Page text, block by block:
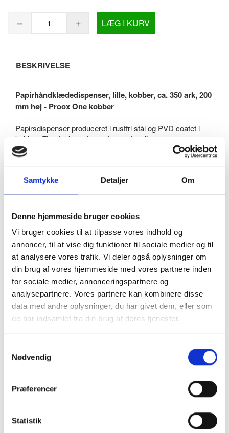
Samtykke Detaljer Om
Denne hjemmeside bruger cookies
Vi bruger cookies til at tilpasse vores indhold og
annoncer, til at vise dig funktioner til sociale medier og til
at analysere vores trafik. Vi deler også oplysninger om
din brug af vores hjemmeside med vores partnere inden
for sociale medier, annonceringspartnere og
analysepartnere. Vores partnere kan kombinere disse
data med andre oplysninger, du har givet dem, eller som
de har indsamlet fra din brug af deres tjenester.
Nødvendig
Præferencer
Statistik
LÆG I KURV
BESKRIVELSE
Papirhåndklædedispenser, lille, kobber, ca. 350 ark, 200
mm høj - Proox One kobber
Papirsdispenser produceret i rustfri stål og PVD coatet i
kobber. Flot design udover det sædvanlige.
Den specielle kobber-coating er yderst holdbar.
Robust stålkvalitet på 1,5 mm tykkelse. Overfladen er nem
at rengøre og vedligeholde.
Beregnet til vægmontering.
Perforeret design på midten som samtidig fungerer som
indikator for hvor meget papir der er tilbage.
Integreret teflonbelagt soft-slide boks som sikrer at papiret
er nemt at få ud.
Passer til standard papir som kan købes hos alle
rengøringsgrossister eller hos os.
Rummer 350 stk. Z-fold papirhåndklæder. Usynlig lås.
Plugs og skruer medfølger
materiale: rustfrit stål, børstet finish, 1.5mm - PVD kobber